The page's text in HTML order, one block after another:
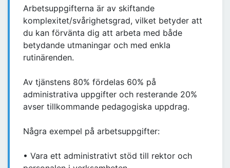
Arbetsuppgifterna är av skiftande
komplexitet/svårighetsgrad, vilket betyder att
du kan förvänta dig att arbeta med både
betydande utmaningar och med enkla
rutinärenden.
Av tjänstens 80% fördelas 60% på
administrativa uppgifter och resterande 20%
avser tillkommande pedagogiska uppdrag.
Några exempel på arbetsuppgifter:
• Vara ett administrativt stöd till rektor och